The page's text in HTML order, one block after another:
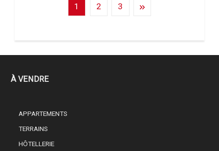
1 2 3
À VENDRE
APPARTEMENTS
TERRAINS
HÔTELLERIE